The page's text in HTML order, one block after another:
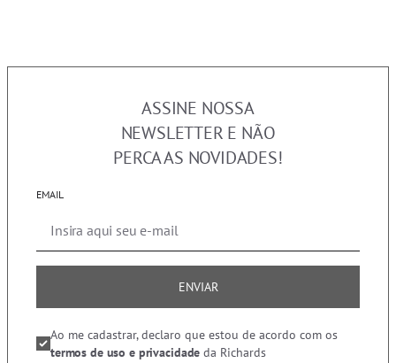
ASSINE NOSSA
NEWSLETTER E NÃO
PERCA AS NOVIDADES!
EMAIL
ENVIAR
Ao me cadastrar, declaro que estou de acordo com os
termos de uso e privacidade da Richards